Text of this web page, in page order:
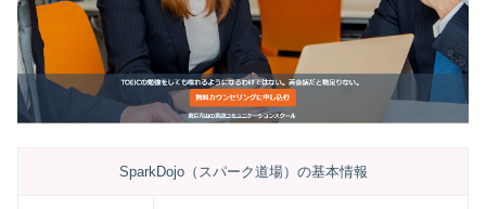
SparkDojo（スパーク道場）の基本情報